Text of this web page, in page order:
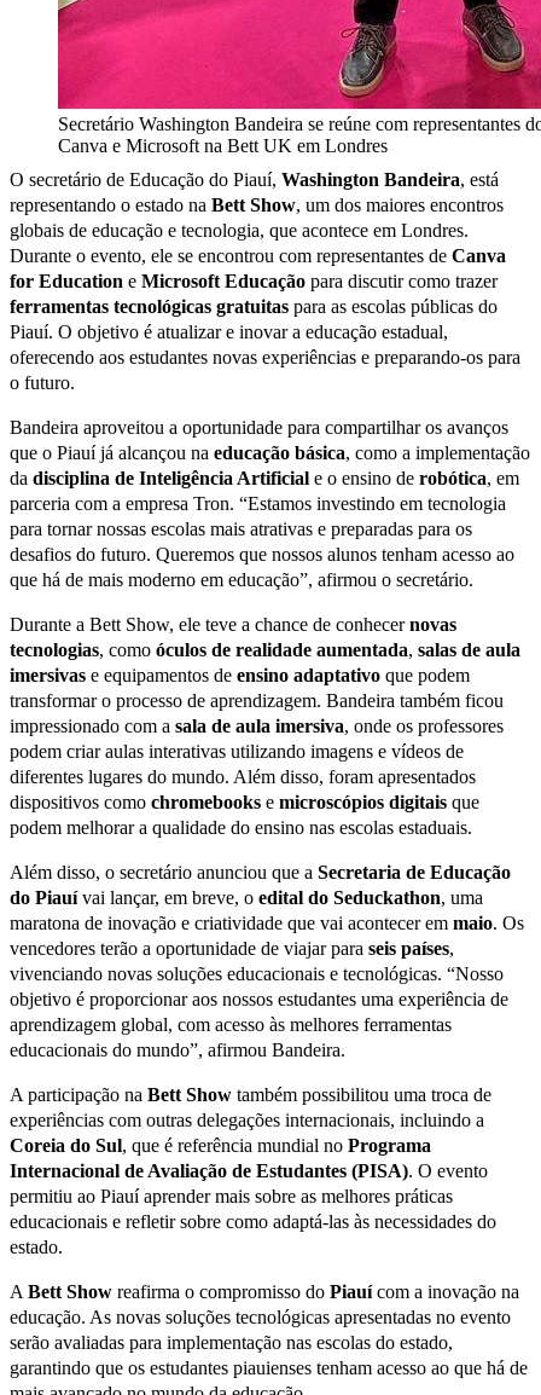
Secretário Washington Bandeira se reúne com representantes
Canva e Microsoft na Bett UK em Londres
O secretário de Educação do Piauí, Washington Bandeira, está
representando o estado na Bett Show, um dos maiores encontros
globais de educação e tecnologia, que acontece em Londres.
Durante o evento, ele se encontrou com representantes de Canva
for Education e Microsoft Educação para discutir como trazer
ferramentas tecnológicas gratuitas para as escolas públicas do
Piauí. O objetivo é atualizar e inovar a educação estadual,
oferecendo aos estudantes novas experiências e preparando-os para
o futuro.
Bandeira aproveitou a oportunidade para compartilhar os avanços
que o Piauí já alcançou na educação básica, como a implementação
da disciplina de Inteligência Artificial e o ensino de robótica, em
parceria com a empresa Tron. “Estamos investindo em tecnologia
para tornar nossas escolas mais atrativas e preparadas para os
desafios do futuro. Queremos que nossos alunos tenham acesso ao
que há de mais moderno em educação”, afirmou o secretário.
Durante a Bett Show, ele teve a chance de conhecernovas
tecnologias, como óculos de realidade aumentada, salas de aula
imersivas e equipamentos de ensino adaptativo que podem
transformar o processo de aprendizagem. Bandeira também ficou
impressionado com a sala de aula imersiva, onde os professores
podem criar aulas interativas utilizando imagens e vídeos de
diferentes lugares do mundo. Além disso, foram apresentados
dispositivos como chromebooks e microscópios digitais que
podem melhorar a qualidade do ensino nas escolas estaduais.
Além disso, o secretário anunciou que a Secretaria de Educação
do Piauívai lançar, em breve, o edital do Seduckathon, uma
maratona de inovação e criatividade que vai acontecer em maio. Os
vencedores terão a oportunidade de viajar para seis países,
vivenciando novas soluções educacionais e tecnológicas. “Nosso
objetivo é proporcionar aos nossos estudantes uma experiência de
aprendizagem global, com acesso às melhores ferramentas
educacionais do mundo”, afirmou Bandeira.
A participação na Bett Show também possibilitou uma troca de
experiências com outras delegações internacionais, incluindo a
Coreia do Sul, que é referência mundial no Programa
Internacional de Avaliação de Estudantes (PISA). O evento
permitiu ao Piauí aprender mais sobre as melhores práticas
educacionais e refletir sobre como adaptá-las às necessidades do
estado.
A Bett Show reafirma o compromisso do Piauícom a inovação na
educação. As novas soluções tecnológicas apresentadas no evento
serão avaliadas para implementação nas escolas do estado,
garantindo que os estudantes piauienses tenham acesso ao que há de